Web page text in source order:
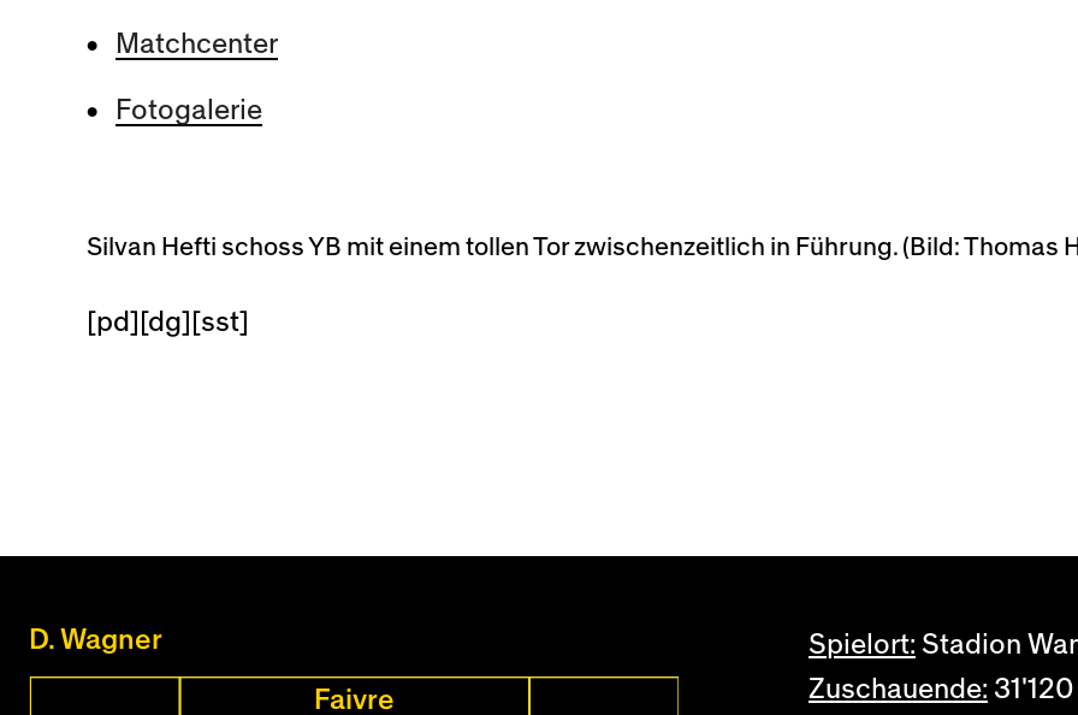
Matchcenter
Fotogalerie
Silvan Hefti schoss YB mit einem tollen Tor zwischenzeitlich in Führung. (Bild: Thomas
[pd][dg][sst]
D. Wagner
Faivre
Spielort: Stadion
Zuschauende: 31'120